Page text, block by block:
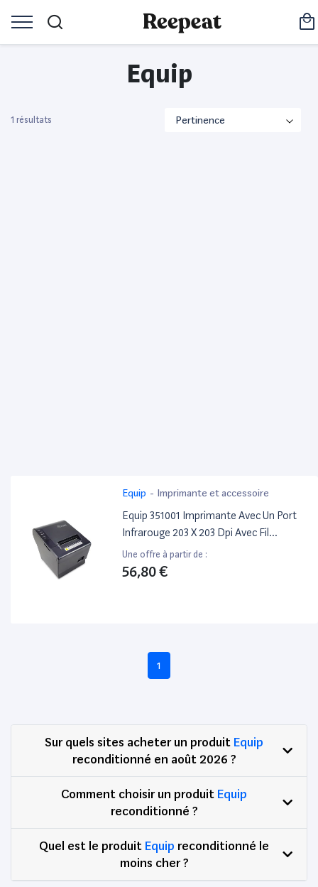
Equip
1 résultats
Equip - Imprimante et accessoire
Equip 351001 Imprimante Avec Un Port
Infrarouge 203 X 203 Dpi Avec Fil
Thermique Imprimantes Pos
Une offre à partir de :
56,80 €
1
Sur quels sites acheter un produit Equip
reconditionné en août 2026 ?
Comment choisir un produit Equip
reconditionné ?
Quel est le produit Equip reconditionné le
moins cher ?